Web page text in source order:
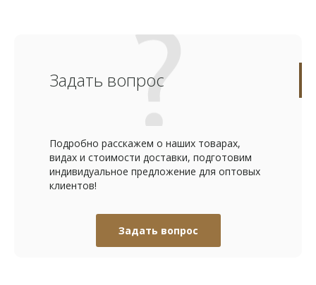
Задать вопрос
Подробно расскажем о наших товарах,
видах и стоимости доставки, подготовим
индивидуальное предложение для оптовых
клиентов!
Задать вопрос